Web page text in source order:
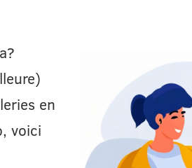
en
voici